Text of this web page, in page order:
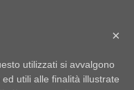
×
utilizzati si avvalgono
utili alle finalità illustrate